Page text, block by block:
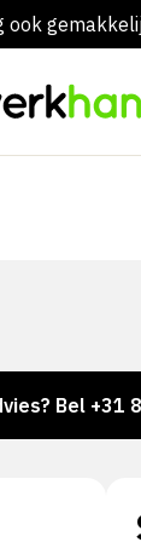
ook
+31 85 024